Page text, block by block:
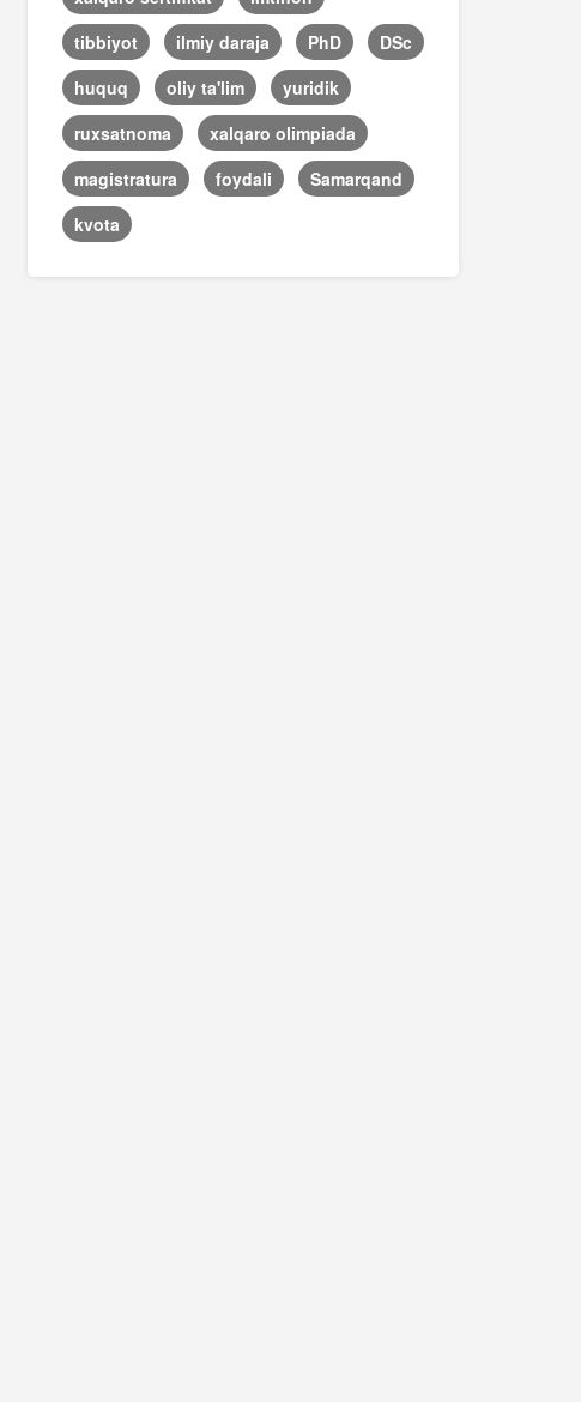
tibbiyot
ilmiy daraja PhD
DSc
huquq
oliy ta'lim
yuridik
ruxsatnoma
xalqaro olimpiada
magistratura
foydali
Samarqand
kvota